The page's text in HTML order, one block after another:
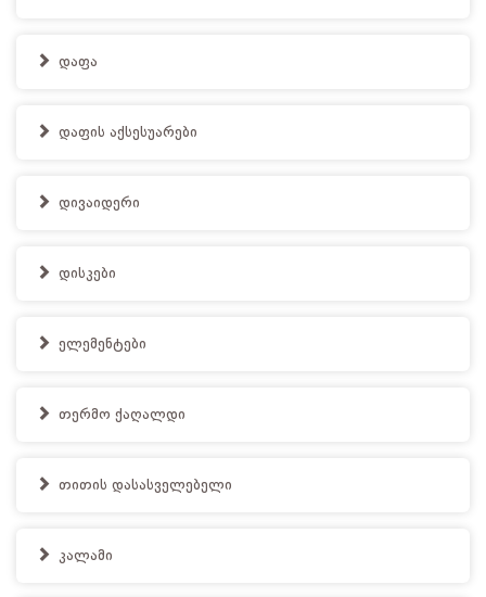
დაფა
დაფის აქსესუარები
დივაიდერი
დისკები
ელემენტები
თერმო ქაღალდი
თითის დასასველებელი
კალამი